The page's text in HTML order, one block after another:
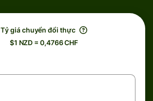
Tỷ giá chuyển đổi thực
$1 NZD = 0,4766 CHF